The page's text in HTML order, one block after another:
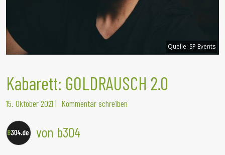
Quelle: SP Events
Kabarett: GOLDRAUSCH 2.0
15. Oktober 2021 | Kommentar schreiben
von b304